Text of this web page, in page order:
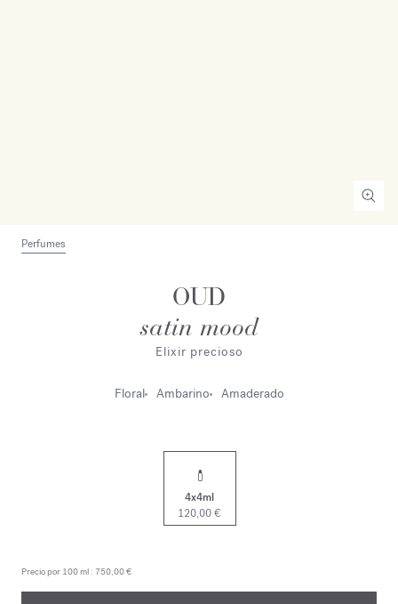
Perfumes
OUD
satin mood
Elixir precioso
Floral Ambarino Amaderado
4x4ml
120,00 €
Precio por 100 ml : 750,00 €